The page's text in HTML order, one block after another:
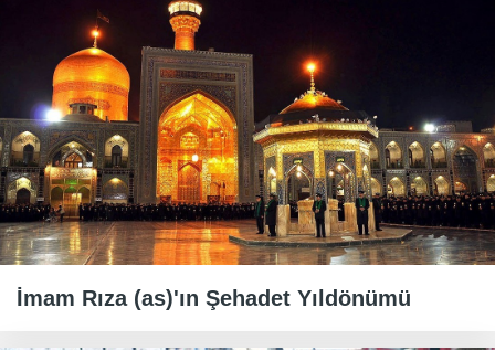
İmam Rıza (as)'ın Şehadet Yıldönümü